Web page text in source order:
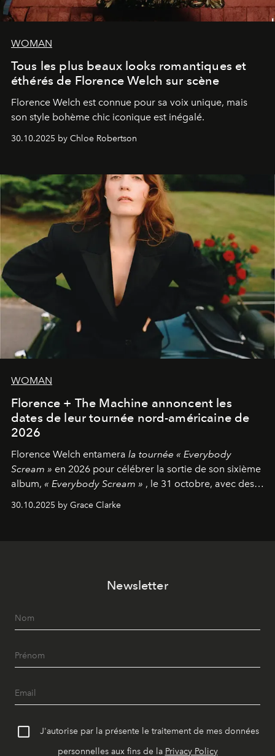
WOMAN
Tous les plus beaux looks romantiques et
éthérés de Florence Welch sur scène
Florence Welch est connue pour sa voix unique, mais
son style bohème chic iconique est inégalé.
30.10.2025 by Chloe Robertson
WOMAN
Florence + The Machine annoncent les
dates de leur tournée nord-américaine de
2026
Florence Welch entamera la tournée « Everybody
Scream » en 2026 pour célébrer la sortie de son sixième
album, « Everybody Scream » , le 31 octobre, avec des
30.10.2025 by Grace Clarke
Newsletter
J'autorise par la présente le traitement de mes données
personnelles aux fins de la Privacy Policy